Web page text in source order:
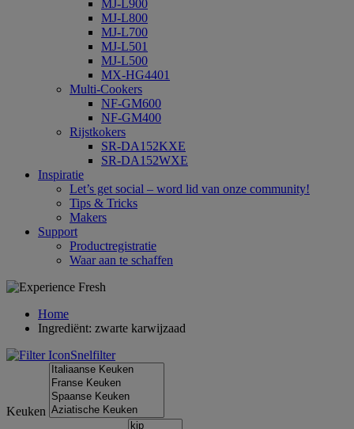
MJ-L900
MJ-L800
MJ-L700
MJ-L501
MJ-L500
MX-HG4401
Multi-Cookers
NF-GM600
NF-GM400
Rijstkokers
SR-DA152KXE
SR-DA152WXE
Inspiratie
Let’s get social – word lid van onze community!
Tips & Tricks
Makers
Support
Productregistratie
Waar aan te schaffen
Home
Ingrediënt: zwarte karwijzaad
Snelfilter
Keuken